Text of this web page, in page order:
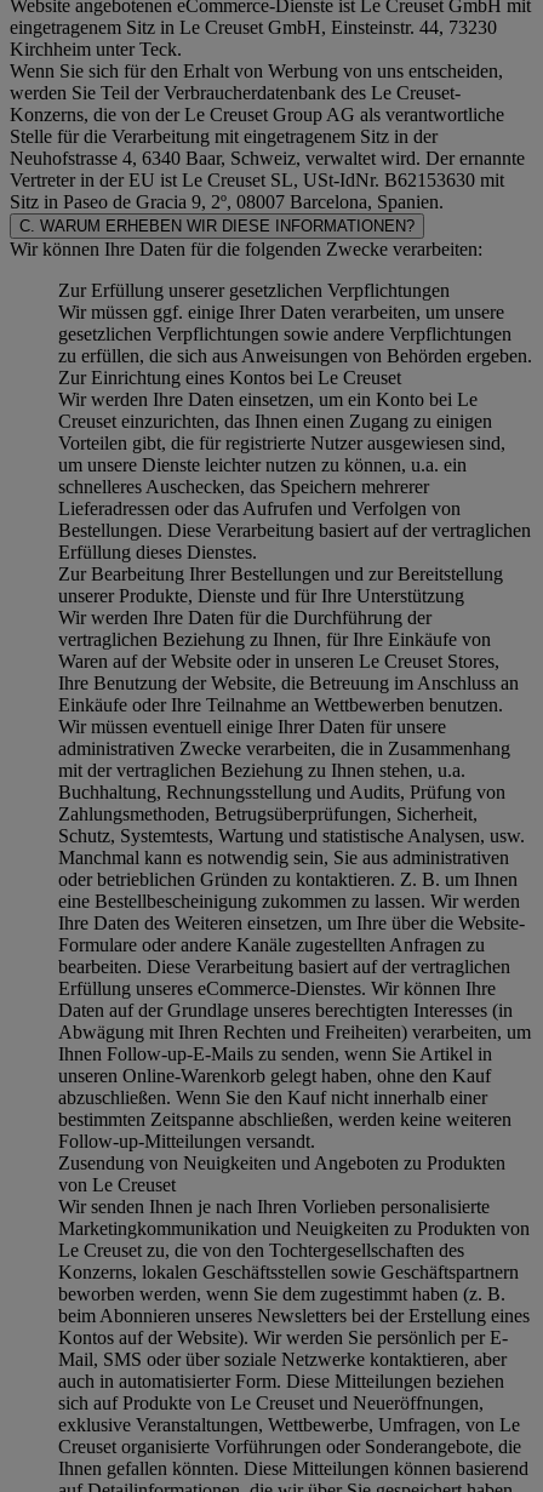
Website angebotenen eCommerce-Dienste ist Le Creuset GmbH mit
eingetragenem Sitz in Le Creuset GmbH, Einsteinstr. 44, 73230
Kirchheim unter Teck.
Wenn Sie sich für den Erhalt von Werbung von uns entscheiden,
werden Sie Teil der Verbraucherdatenbank des Le Creuset-
Konzerns, die von der Le Creuset Group AG als verantwortliche
Stelle für die Verarbeitung mit eingetragenem Sitz in der
Neuhofstrasse 4, 6340 Baar, Schweiz, verwaltet wird. Der ernannte
Vertreter in der EU ist Le Creuset SL, USt-IdNr. B62153630 mit
Sitz in Paseo de Gracia 9, 2º, 08007 Barcelona, Spanien.
C. WARUM ERHEBEN WIR DIESE INFORMATIONEN?
Wir können Ihre Daten für die folgenden Zwecke verarbeiten:
Zur Erfüllung unserer gesetzlichen Verpflichtungen
Wir müssen ggf. einige Ihrer Daten verarbeiten, um unsere
gesetzlichen Verpflichtungen sowie andere Verpflichtungen
zu erfüllen, die sich aus Anweisungen von Behörden ergeben.
Zur Einrichtung eines Kontos bei Le Creuset
Wir werden Ihre Daten einsetzen, um ein Konto bei Le
Creuset einzurichten, das Ihnen einen Zugang zu einigen
Vorteilen gibt, die für registrierte Nutzer ausgewiesen sind,
um unsere Dienste leichter nutzen zu können, u.a. ein
schnelleres Auschecken, das Speichern mehrerer
Lieferadressen oder das Aufrufen und Verfolgen von
Bestellungen. Diese Verarbeitung basiert auf der vertraglichen
Erfüllung dieses Dienstes.
Zur Bearbeitung Ihrer Bestellungen und zur Bereitstellung
unserer Produkte, Dienste und für Ihre Unterstützung
Wir werden Ihre Daten für die Durchführung der
vertraglichen Beziehung zu Ihnen, für Ihre Einkäufe von
Waren auf der Website oder in unseren Le Creuset Stores,
Ihre Benutzung der Website, die Betreuung im Anschluss an
Einkäufe oder Ihre Teilnahme an Wettbewerben benutzen.
Wir müssen eventuell einige Ihrer Daten für unsere
administrativen Zwecke verarbeiten, die in Zusammenhang
mit der vertraglichen Beziehung zu Ihnen stehen, u.a.
Buchhaltung, Rechnungsstellung und Audits, Prüfung von
Zahlungsmethoden, Betrugsüberprüfungen, Sicherheit,
Schutz, Systemtests, Wartung und statistische Analysen, usw.
Manchmal kann es notwendig sein, Sie aus administrativen
oder betrieblichen Gründen zu kontaktieren. Z. B. um Ihnen
eine Bestellbescheinigung zukommen zu lassen. Wir werden
Ihre Daten des Weiteren einsetzen, um Ihre über die Website-
Formulare oder andere Kanäle zugestellten Anfragen zu
bearbeiten. Diese Verarbeitung basiert auf der vertraglichen
Erfüllung unseres eCommerce-Dienstes. Wir können Ihre
Daten auf der Grundlage unseres berechtigten Interesses (in
Abwägung mit Ihren Rechten und Freiheiten) verarbeiten, um
Ihnen Follow-up-E-Mails zu senden, wenn Sie Artikel in
unseren Online-Warenkorb gelegt haben, ohne den Kauf
abzuschließen. Wenn Sie den Kauf nicht innerhalb einer
bestimmten Zeitspanne abschließen, werden keine weiteren
Follow-up-Mitteilungen versandt.
Zusendung von Neuigkeiten und Angeboten zu Produkten
von Le Creuset
Wir senden Ihnen je nach Ihren Vorlieben personalisierte
Marketingkommunikation und Neuigkeiten zu Produkten von
Le Creuset zu, die von den Tochtergesellschaften des
Konzerns, lokalen Geschäftsstellen sowie Geschäftspartnern
beworben werden, wenn Sie dem zugestimmt haben (z. B.
beim Abonnieren unseres Newsletters bei der Erstellung eines
Kontos auf der Website). Wir werden Sie persönlich per E-
Mail, SMS oder über soziale Netzwerke kontaktieren, aber
auch in automatisierter Form. Diese Mitteilungen beziehen
sich auf Produkte von Le Creuset und Neueröffnungen,
exklusive Veranstaltungen, Wettbewerbe, Umfragen, von Le
Creuset organisierte Vorführungen oder Sonderangebote, die
Ihnen gefallen könnten. Diese Mitteilungen können basierend